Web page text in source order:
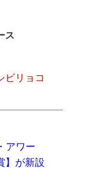
ス
ビリョコ
アワー
】が新設